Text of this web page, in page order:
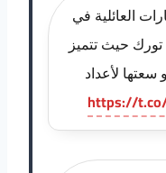
العائلية في
حيث تتميز
سعتها لأعداد
https://